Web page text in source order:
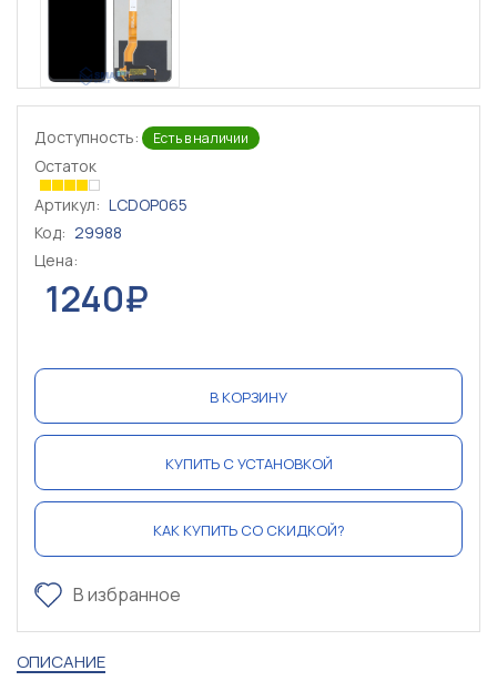
Доступность: Есть в наличии
Остаток
Артикул: LCDOP065
Код: 29988
Цена:
1240₽
В КОРЗИНУ
КУПИТЬ С УСТАНОВКОЙ
КАК КУПИТЬ СО СКИДКОЙ?
В избранное
ОПИСАНИЕ